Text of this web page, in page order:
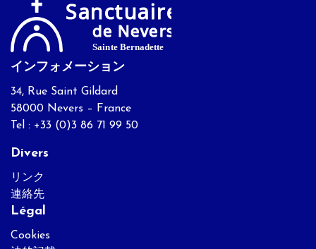
インフォメーション
34, Rue Saint Gildard
58000 Nevers – France
Tel : +33 (0)3 86 71 99 50
Divers
リンク
連絡先
Légal
Cookies